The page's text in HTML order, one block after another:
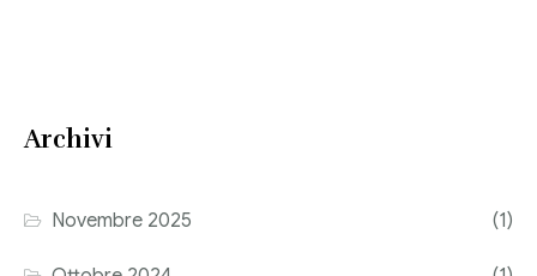
Revisione legale
Archivi
Novembre 2025 (1)